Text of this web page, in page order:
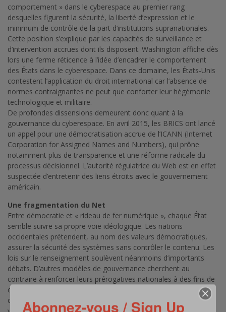
comportement » dans le cyberespace au premier rang
desquelles figurent la sécurité, la liberté d’expression et le
minimum de contrôle de la part d’institutions supranationales.
Cette position s’explique par les capacités de surveillance et
d’intervention accrues dont ils disposent. Washington affiche dès
lors une ferme réticence à l’idée d’encadrer le comportement
des États dans le cyberespace. Dans ce domaine, les États-Unis
contestent l’application du droit international car l’absence de
normes contraignantes ne peut que conforter leur hégémonie
technologique et militaire.
De profondes dissensions demeurent donc quant à la
gouvernance du cyberespace. En avril 2015, les BRICS ont lancé
un appel pour une démocratisation accrue de l’ICANN (Internet
Corporation for Assigned Names and Numbers), qui prône
notamment plus de transparence et une réforme radicale du
processus décisionnel. L’autorité régulatrice du Web est en effet
suspectée d’entretenir des liens étroits avec le gouvernement
américain.
Une fragmentation du Net
Entre démocratie et « rideau de fer numérique », chaque État
semble suivre sa propre voie idéologique. Les nations
occidentales prétendent, au nom des valeurs démocratiques,
assurer la sécurité des systèmes sans contrôler le contenu. Les
lois sur le renseignement soulèvent néanmoins d’importants
débats. D’autres modèles de gouvernance cherchent au
contraire à renforcer leurs prérogatives nationales à des fins de
contrôle. Sous le nom de « Bouclier doré », les autorités
chinoises ont institué un système verrouillé, dont les passages
Abonnez-vous / Sign Up